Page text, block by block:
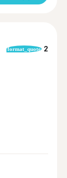
format_quote 2